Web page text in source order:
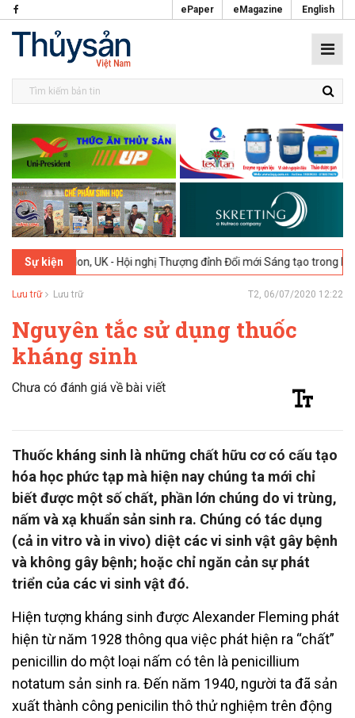
ePaper eMagazine English
Sự kiện
UK - Hội nghị Thượng đỉnh Đổi mới Sáng tạo trong Ngành Thực
Lưu trữ Lưu trữ T2, 06/07/2020 12:22
Nguyên tắc sử dụng thuốc
kháng sinh
Chưa có đánh giá về bài viết
Thuốc kháng sinh là những chất hữu cơ có cấu tạo
hóa học phức tạp mà hiện nay chúng ta mới chỉ
biết được một số chất, phần lớn chúng do vi trùng,
nấm và xạ khuẩn sản sinh ra. Chúng có tác dụng
(cả in vitro và in vivo) diệt các vi sinh vật gây bệnh
và không gây bệnh; hoặc chỉ ngăn cản sự phát
triển của các vi sinh vật đó.
Hiện tượng kháng sinh được Alexander Fleming phát
hiện từ năm 1928 thông qua việc phát hiện ra “chất”
penicillin do một loại nấm có tên là penicillium
notatum sản sinh ra. Đến năm 1940, người ta đã sản
xuất thành công penicilin thô thử nghiệm trên động